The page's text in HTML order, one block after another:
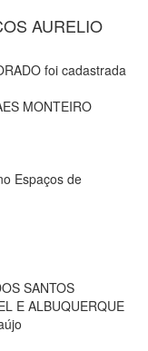
AURELIO
foi cadastrada
MONTEIRO
Espaços de
SANTOS
E ALBUQUERQUE